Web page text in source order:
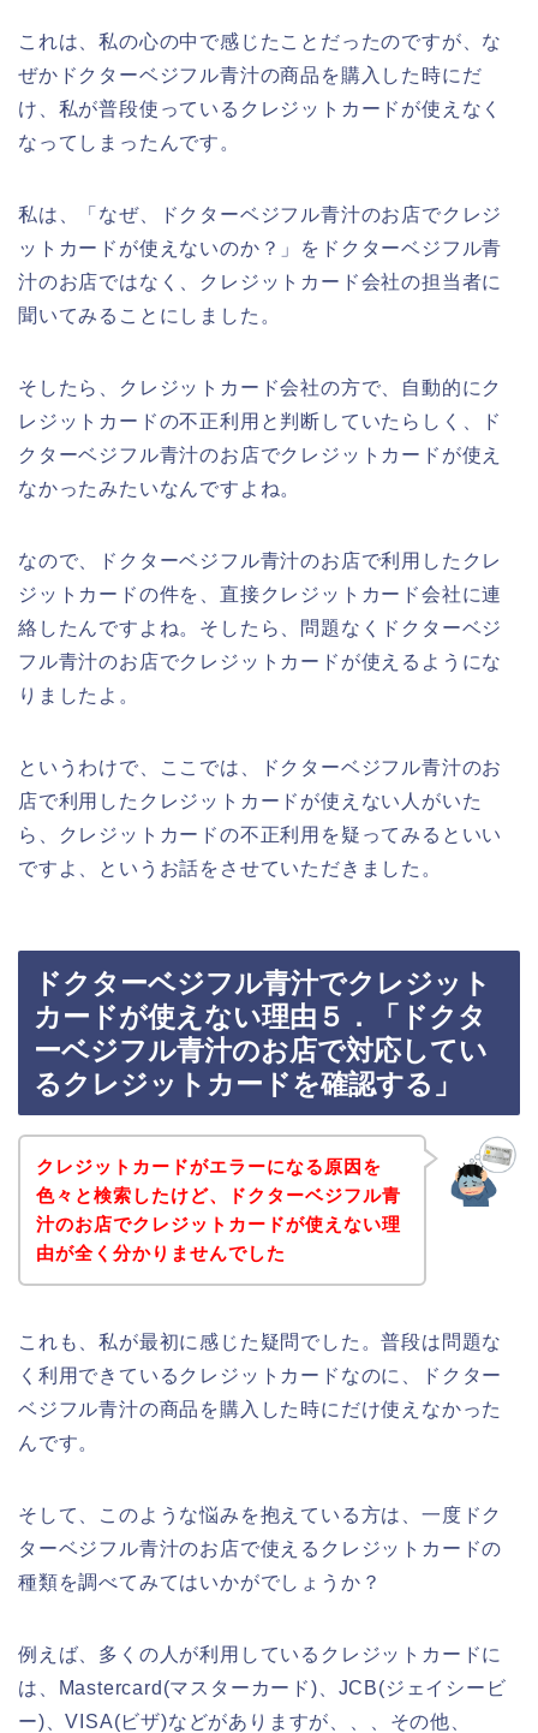
これは、私の心の中で感じたことだったのですが、な
ぜかドクターベジフル青汁の商品を購入した時にだ
け、私が普段使っているクレジットカードが使えなく
なってしまったんです。
私は、「なぜ、ドクターベジフル青汁のお店でクレジ
ットカードが使えないのか？」をドクターベジフル青
汁のお店ではなく、クレジットカード会社の担当者に
聞いてみることにしました。
そしたら、クレジットカード会社の方で、自動的にク
レジットカードの不正利用と判断していたらしく、ド
クターベジフル青汁のお店でクレジットカードが使え
なかったみたいなんですよね。
なので、ドクターベジフル青汁のお店で利用したクレ
ジットカードの件を、直接クレジットカード会社に連
絡したんですよね。そしたら、問題なくドクターベジ
フル青汁のお店でクレジットカードが使えるようにな
りましたよ。
というわけで、ここでは、ドクターベジフル青汁のお
店で利用したクレジットカードが使えない人がいた
ら、クレジットカードの不正利用を疑ってみるといい
ですよ、というお話をさせていただきました。
ドクターベジフル青汁でクレジット
カードが使えない理由５．「ドクタ
ーベジフル青汁のお店で対応してい
るクレジットカードを確認する」
クレジットカードがエラーになる原因を
色々と検索したけど、ドクターベジフル青
汁のお店でクレジットカードが使えない理
由が全く分かりませんでした
これも、私が最初に感じた疑問でした。普段は問題な
く利用できているクレジットカードなのに、ドクター
ベジフル青汁の商品を購入した時にだけ使えなかった
んです。
そして、このような悩みを抱えている方は、一度ドク
ターベジフル青汁のお店で使えるクレジットカードの
種類を調べてみてはいかがでしょうか？
例えば、多くの人が利用しているクレジットカードに
は、Mastercard(マスターカード)、JCB(ジェイシービ
ー)、VISA(ビザ)などがありますが、、、その他、